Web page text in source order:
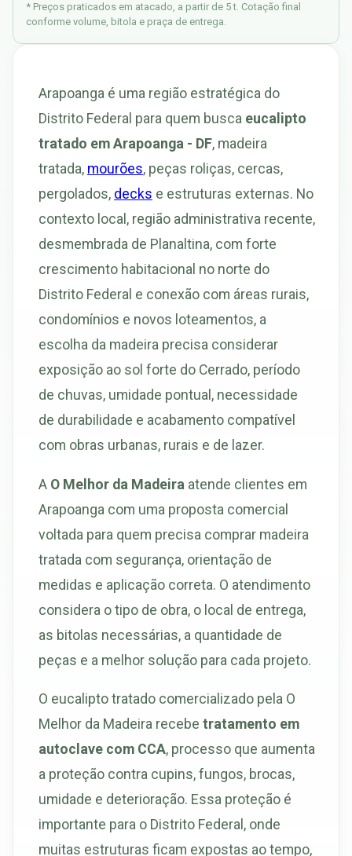
* Preços praticados em atacado, a partir de 5 t. Cotação final
conforme volume, bitola e praça de entrega.
Arapoanga é uma região estratégica do
Distrito Federal para quem busca eucalipto
tratado em Arapoanga - DF, madeira
tratada, mourões, peças roliças, cercas,
pergolados, decks e estruturas externas. No
contexto local, região administrativa recente,
desmembrada de Planaltina, com forte
crescimento habitacional no norte do
Distrito Federal e conexão com áreas rurais,
condomínios e novos loteamentos, a
escolha da madeira precisa considerar
exposição ao sol forte do Cerrado, período
de chuvas, umidade pontual, necessidade
de durabilidade e acabamento compatível
com obras urbanas, rurais e de lazer.
A O Melhor da Madeira atende clientes em
Arapoanga com uma proposta comercial
voltada para quem precisa comprar madeira
tratada com segurança, orientação de
medidas e aplicação correta. O atendimento
considera o tipo de obra, o local de entrega,
as bitolas necessárias, a quantidade de
peças e a melhor solução para cada projeto.
O eucalipto tratado comercializado pela O
Melhor da Madeira recebe tratamento em
autoclave com CCA, processo que aumenta
a proteção contra cupins, fungos, brocas,
umidade e deterioração. Essa proteção é
importante para o Distrito Federal, onde
muitas estruturas ficam expostas ao tempo,